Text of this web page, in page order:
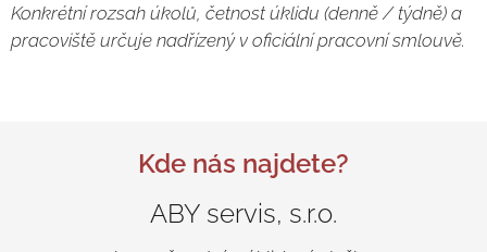
Konkrétní rozsah úkolů, četnost úklidu (denně / týdně) a
pracoviště určuje nadřízený v oficiální pracovní smlouvě.
Kde nás najdete?
ABY servis, s.r.o.